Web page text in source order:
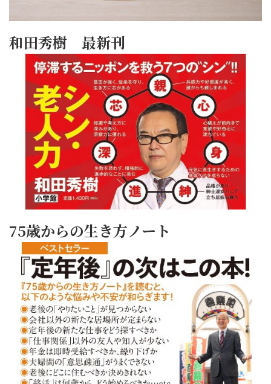
和田秀樹 最新刊
75歳からの生き方ノート